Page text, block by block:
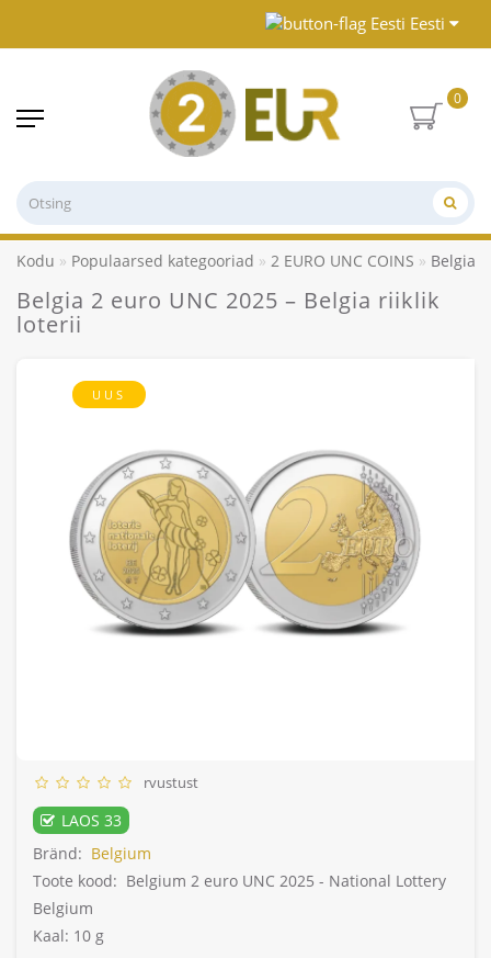
Eesti
0
Kodu Populaarsed kategooriad 2 EURO UNC COINS Belgia
Belgia 2 euro UNC 2025 – Belgia riiklik
loterii
UUS
rvustust
LAOS 33
Bränd: Belgium
Toote kood: Belgium 2 euro UNC 2025 - National Lottery
Belgium
Kaal: 10 g